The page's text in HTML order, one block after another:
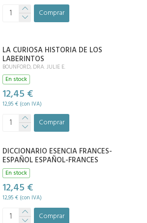
Comprar
LA CURIOSA HISTORIA DE LOS
LABERINTOS
BOUNFORD, DRA. JULIE E.
En stock
12,45 €
12,95 € (con IVA)
Comprar
DICCIONARIO ESENCIA FRANCES-
ESPAÑOL ESPAÑOL-FRANCES
En stock
12,45 €
12,95 € (con IVA)
Comprar